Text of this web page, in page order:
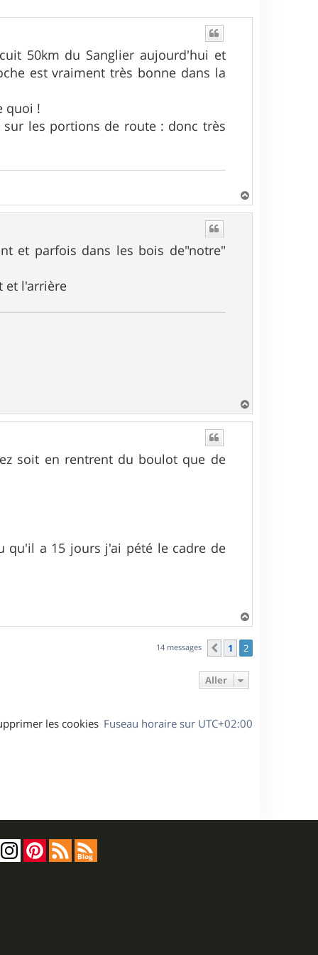
50km du Sanglier aujourd'hui et
est vraiment très bonne dans la
quoi !
les portions de route : donc très
a
et parfois dans les bois de"notre"
et l'arrière
a
soit en rentrent du boulot que de
qu'il a 15 jours j'ai pété le cadre de
a
u
14 messages Précédent
1 2
Aller
Fuseau horaire sur UTC+02:00
les cookies